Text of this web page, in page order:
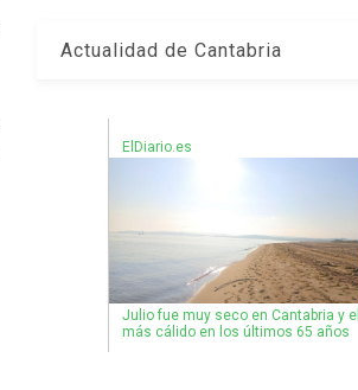
Actualidad de Cantabria
ElDiario.es
Julio fue muy seco en Cantabria y el
más cálido en los últimos 65 años